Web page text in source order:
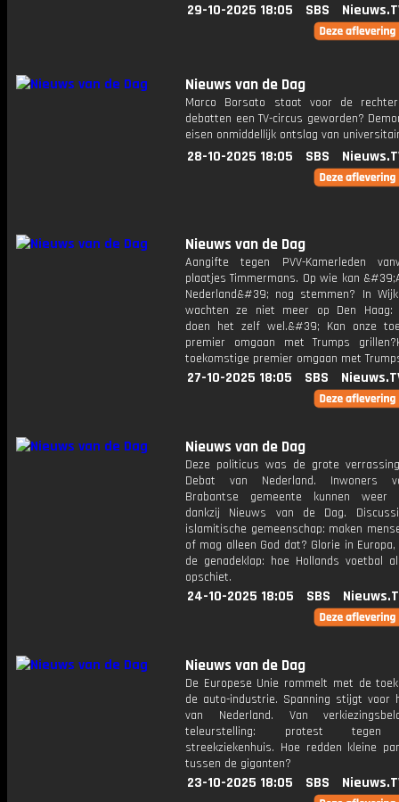
29-10-2025 18:05 SBS
Nieuws van de Dag
Marco Borsato staat voor de
debatten een TV-circus geworden?
eisen onmiddellijk ontslag van
28-10-2025 18:05 SBS
Nieuws van de Dag
Aangifte tegen PVV-Kamerleden
plaatjes Timmermans. Op wie kan
Nederland&#39; nog stemmen? In
wachten ze niet meer op Den Haag:
doen het zelf wel.&#39; Kan onze
premier omgaan met Trumps
toekomstige premier omgaan met
27-10-2025 18:05 SBS
Nieuws van de Dag
Deze politicus was de grote
Debat van Nederland. Inwoners
Brabantse gemeente kunnen weer
dankzij Nieuws van de Dag.
islamitische gemeenschap: maken
of mag alleen God dat? Glorie in
de genadeklap: hoe Hollands voetbal
opschiet.
24-10-2025 18:05 SBS
Nieuws van de Dag
De Europese Unie rommelt met de
de auto-industrie. Spanning stijgt voor
van Nederland. Van
teleurstelling: protest tegen
streekziekenhuis. Hoe redden kleine
tussen de giganten?
23-10-2025 18:05 SBS